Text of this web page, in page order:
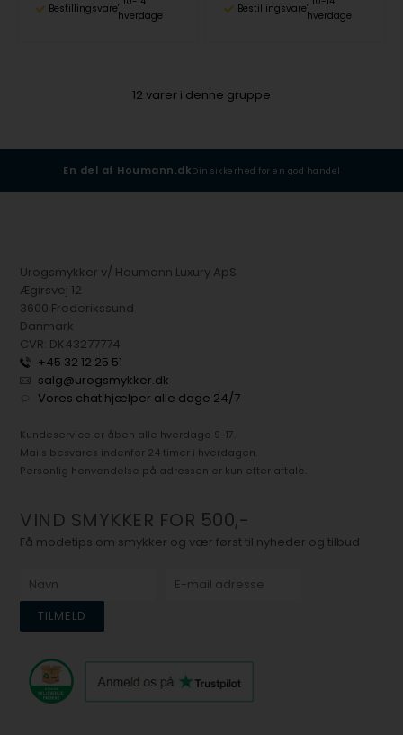
Bestillingsvare
hverdage
Bestillingsvare
hverdage
12 varer i denne gruppe
En del af Houmann.dkDin sikkerhed for en god handel
Urogsmykker v/ Houmann Luxury ApS
Ægirsvej 12
3600 Frederikssund
Danmark
CVR: DK43277774
+45 32 12 25 51
salg@urogsmykker.dk
Vores chat hjælper alle dage 24/7
Kundeservice er åben alle hverdage 9-17.
Mails besvares indenfor 24 timer i hverdagen.
Personlig henvendelse på adressen er kun efter aftale.
VIND SMYKKER FOR 500,-
Få modetips om smykker og vær først til nyheder og tilbud